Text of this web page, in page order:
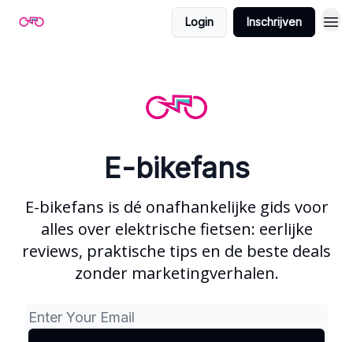
Login Inschrijven
E-bikefans
E-bikefans is dé onafhankelijke gids voor
alles over elektrische fietsen: eerlijke
reviews, praktische tips en de beste deals
zonder marketingverhalen.